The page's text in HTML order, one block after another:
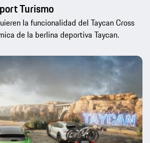
Turismo
la funcionalidad del Taycan Cross
de la berlina deportiva Taycan.